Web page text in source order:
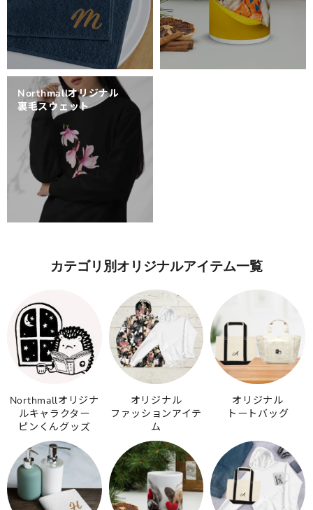
Northmallオリジナル
裏毛スウェット
カテゴリ別オリジナルアイテム一覧
Northmallオリジナ
ルキャラクター
ピンくんグッズ
オリジナル
ファッションアイテ
ム
オリジナル
トートバッグ